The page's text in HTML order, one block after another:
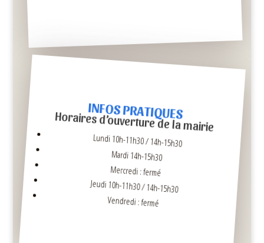
INFOS PRATIQUES
Horaires d’ouverture de la mairie
Lundi 10h-11h30 / 14h-15h30
Mardi 14h-15h30
Mercredi : fermé
Jeudi 10h-11h30 / 14h-15h30
Vendredi : fermé